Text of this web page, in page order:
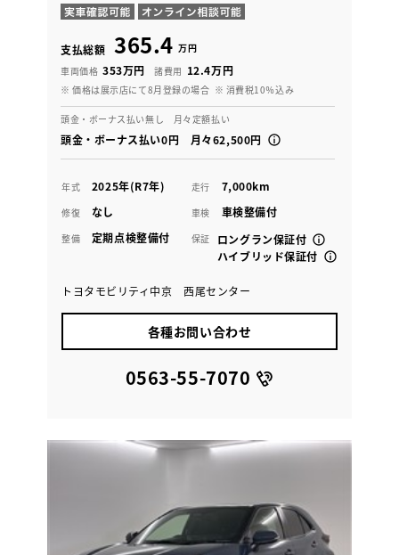
支払総額 365.4 万円
車両価格 353万円 諸費用 12.4万円
※ 価格は展示店にて8月登録の場合 ※ 消費税10％込み
頭金・ボーナス払い無し 月々定額払い
頭金・ボーナス払い0円 月々62,500円
年式 2025年(R7年) 走行 7,000km
修復 なし 車検 車検整備付
整備 定期点検整備付 保証
ロングラン保証付
ハイブリッド保証付
トヨタモビリティ中京 西尾センター
各種お問い合わせ
0563-55-7070